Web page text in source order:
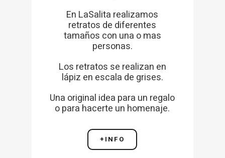
En LaSalita realizamos
retratos de diferentes
tamaños con una o mas
personas.
Los retratos se realizan en
lápiz en escala de grises.
Una original idea para un regalo
o para hacerte un homenaje.
+INFO